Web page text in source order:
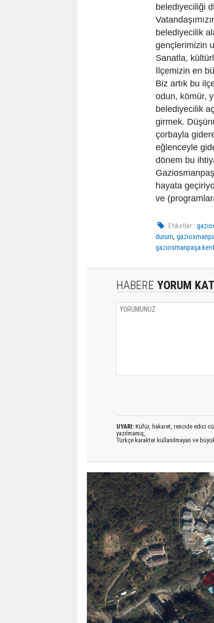
belediyeciliği
belediyecilik
gençlerimizin
Sanatla,
İlçemizin en
Biz artık bu
odun, kömür,
belediyecilik
girmek.
çorbayla
eğlenceyle
dönem bu
hayata
ve
Etiketler :
durum,
gaziosmanpaşa
HABERE YORUM KAT
UYARI: Küfür, hakaret, rencide edici
yazılmamış,
Türkçe karakter kullanılmayan ve